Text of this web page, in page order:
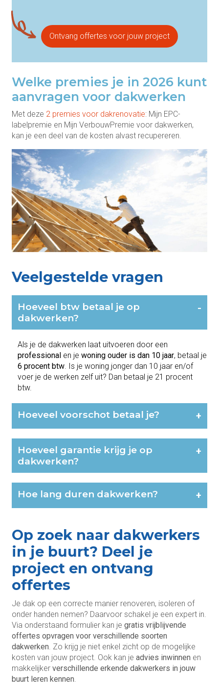
Ontvang offertes voor jouw project
Welke premies je in 2026 kunt
aanvragen voor dakwerken
Met deze 2 premies voor dakrenovatie: Mijn EPC-
labelpremie en Mijn VerbouwPremie voor dakwerken,
kan je een deel van de kosten alvast recupereren.
Veelgestelde vragen
Hoeveel btw betaal je op
dakwerken?
-
Als je de dakwerken laat uitvoeren door een
professional en je woning ouder is dan 10 jaar, betaal je
6 procent btw . Is je woning jonger dan 10 jaar en/of
voer je de werken zelf uit? Dan betaal je 21 procent
btw.
Hoeveel voorschot betaal je? +
Hoeveel garantie krijg je op
dakwerken?
+
Hoe lang duren dakwerken? +
Op zoek naar dakwerkers
in je buurt? Deel je
project en ontvang
offertes
Je dak op een correcte manier renoveren, isoleren of
onder handen nemen? Daarvoor schakel je een expert in.
Via onderstaand formulier kan je gratis vrijblijvende
offertes opvragen voor verschillende soorten
dakwerken . Zo krijg je niet enkel zicht op de mogelijke
kosten van jouw project. Ook kan je advies inwinnen en
makkelijker verschillende erkende dakwerkers in jouw
buurt leren kennen